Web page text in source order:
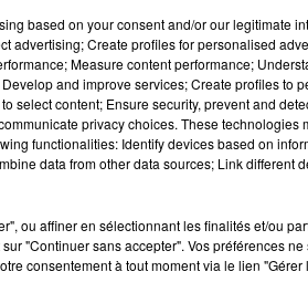
based on your consent and/or our legitimate
advertising; Create profiles for personalised
Measure content performance;
and improve services; Create profiles to
select content; Ensure security, prevent and
privacy choices. These technologies
functionalities: Identify devices based on
data from other data sources; Link different
ou affiner en sélectionnant les finalités et/ou
"Continuer sans accepter". Vos préférences
consentement à tout moment via le lien